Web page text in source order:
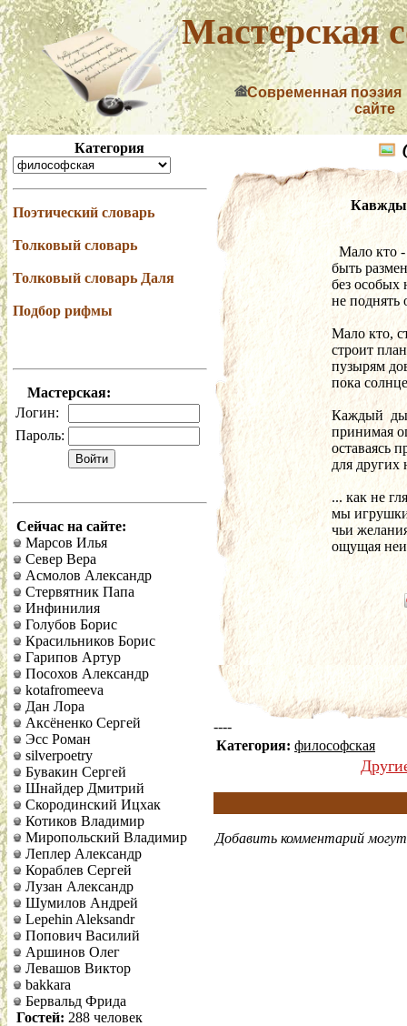
Мастерская
Современная поэзия
сайте
Категория
Поэтический словарь
Толковый словарь
Толковый словарь Даля
Подбор рифмы
Мастерская:
Логин:
Пароль:
Сейчас на сайте:
Марсов Илья
Север Вера
Асмолов Александр
Стервятник Папа
Инфинилия
Голубов Борис
Красильников Борис
Гарипов Артур
Посохов Александр
kotafromeeva
Дан Лора
Аксёненко Сергей
Эсс Роман
silverpoetry
Бувакин Сергей
Шнайдер Дмитрий
Скородинский Ицхак
Котиков Владимир
Миропольский Владимир
Леплер Александр
Кораблев Сергей
Лузан Александр
Шумилов Андрей
Lepehin Aleksandr
Попович Василий
Аршинов Олег
Левашов Виктор
bakkara
Бервальд Фрида
Гостей: 288 человек
Мало кто
быть
без особых
не поднять
Мало кто,
строит
пузырям
пока
Каждый
принимая
оставаясь
для других
... как не
мы
чьи
ощущая
----
Категория: философская
Добавить комментарий